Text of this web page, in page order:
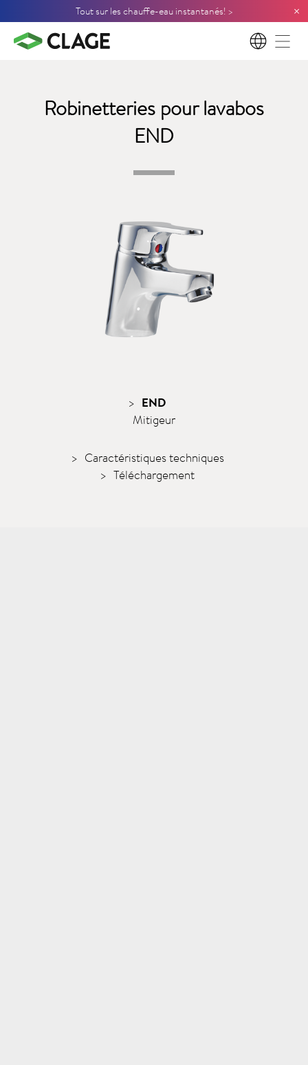
Tout sur les chauffe-eau instantanés! > ×
FR
Robinetteries pour lavabos
END
END
Mitigeur
Caractéristiques techniques
Téléchargement